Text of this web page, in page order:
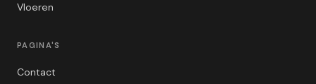
Vloeren
PAGINA'S
Contact